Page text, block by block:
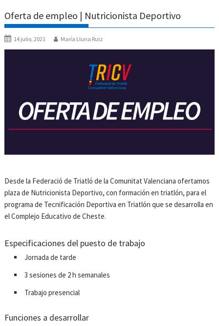
Oferta de empleo | Nutricionista Deportivo
14 julio, 2021 María Lluna Ruiz
Desde la Federació de Triatló de la Comunitat Valenciana ofertamos
plaza de Nutricionista Deportivo, con formación en triatlón, para el
programa de Tecnificación Deportiva en Triatlón que se desarrolla en
el Complejo Educativo de Cheste.
Especificaciones del puesto de trabajo
Jornada de tarde
3 sesiones de 2 h semanales
Trabajo presencial
Funciones a desarrollar